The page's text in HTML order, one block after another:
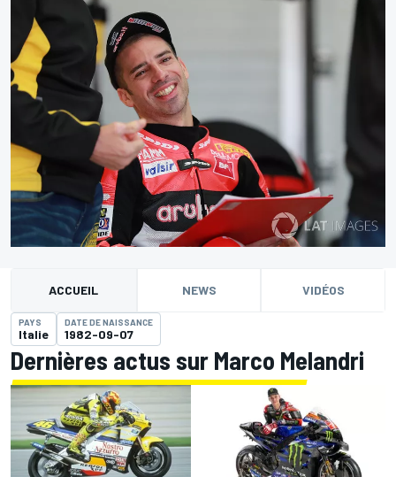
ACCUEIL NEWS VIDÉOS
PAYS
Italie
DATE DE NAISSANCE
1982-09-07
Dernières actus sur Marco Melandri